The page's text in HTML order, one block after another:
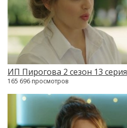
ИП Пирогова 2 сезон 13 серия
165 696 просмотров